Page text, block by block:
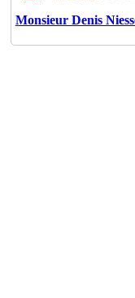
Monsieur Denis